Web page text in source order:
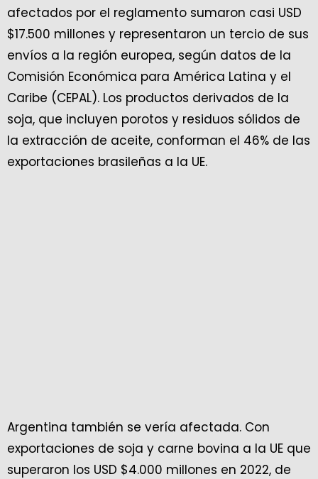
afectados por el reglamento sumaron casi USD
$17.500 millones y representaron un tercio de sus
envíos a la región europea, según datos de la
Comisión Económica para América Latina y el
Caribe (CEPAL). Los productos derivados de la
soja, que incluyen porotos y residuos sólidos de
la extracción de aceite, conforman el 46% de las
exportaciones brasileñas a la UE.
Argentina también se vería afectada. Con
exportaciones de soja y carne bovina a la UE que
superaron los USD $4.000 millones en 2022, de